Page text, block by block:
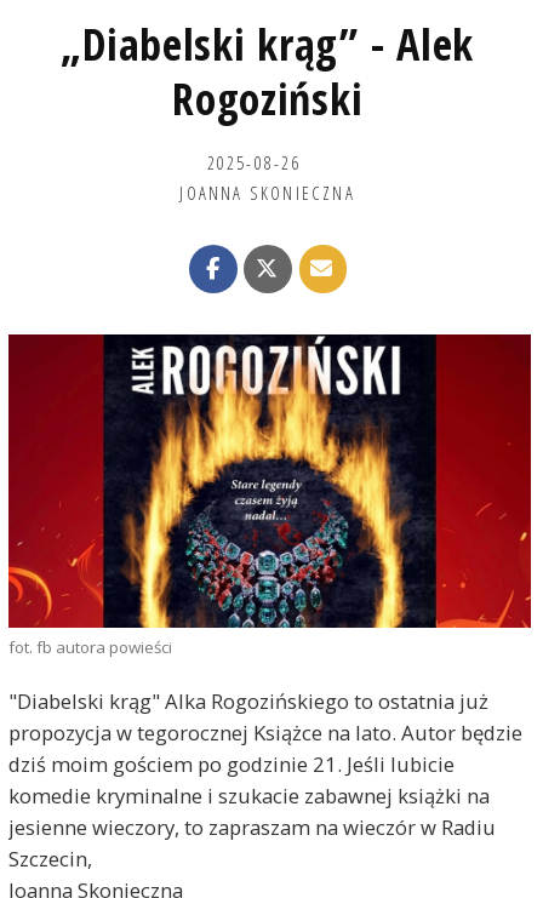
„Diabelski krąg” - Alek
Rogoziński
2025-08-26
JOANNA SKONIECZNA
fot. fb autora powieści
"Diabelski krąg" Alka Rogozińskiego to ostatnia już
propozycja w tegorocznej Książce na lato. Autor będzie
dziś moim gościem po godzinie 21. Jeśli lubicie
komedie kryminalne i szukacie zabawnej książki na
jesienne wieczory, to zapraszam na wieczór w Radiu
Szczecin,
Joanna Skonieczna